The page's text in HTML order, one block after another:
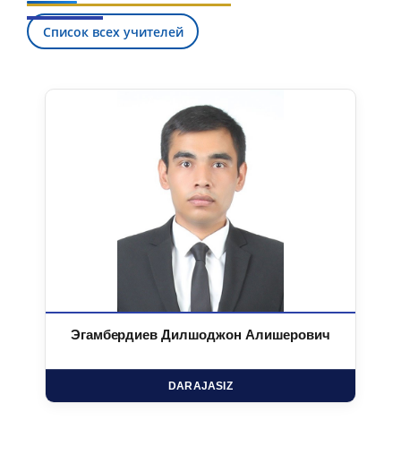
Список всех учителей
Эгамбердиев Дилшоджон Алишерович
DARAJASIZ